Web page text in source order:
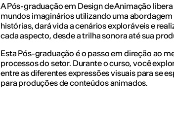
A Pós-graduação em Design de Animação
mundos imaginários utilizando uma
histórias, dará vida a cenários exploráveis e
cada aspecto, desde a trilha sonora até sua
Esta Pós-graduação é o passo em direção ao
processos do setor. Durante o curso, você
entre as diferentes expressões visuais para se
para produções de conteúdos animados.